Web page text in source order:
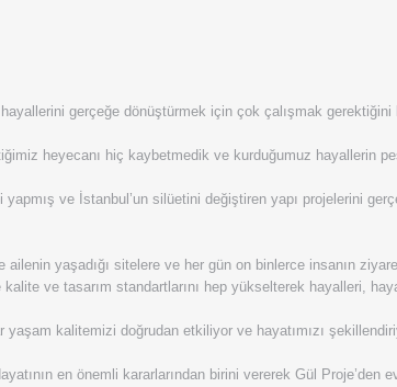
gerçeğe dönüştürmek için çok çalışmak gerektiğini
heyecanı hiç kaybetmedik ve kurduğumuz hayallerin
ve İstanbul’un silüetini değiştiren yapı projelerini
ailenin yaşadığı sitelere ve her gün on binlerce insanın
ve tasarım standartlarını hep yükselterek hayalleri,
kalitemizi doğrudan etkiliyor ve hayatımızı
en önemli kararlarından birini vererek Gül